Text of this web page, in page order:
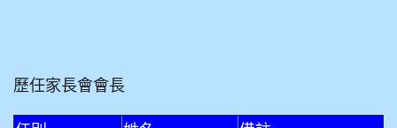
歷任家長會會長